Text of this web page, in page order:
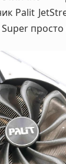
Palit
Super